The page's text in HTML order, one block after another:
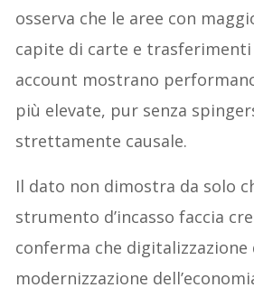
osserva che le aree con
capite di carte e
account mostrano
più elevate, pur senza
strettamente causale.
Il dato non dimostra da solo
strumento d’incasso faccia
conferma che
modernizzazione